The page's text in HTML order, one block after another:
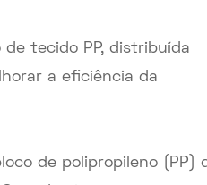
tecido PP, distribuída
a eficiência da
de polipropileno (PP)